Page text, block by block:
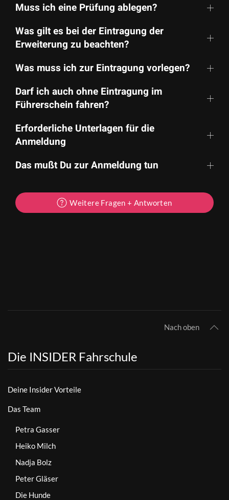
Muss ich eine Prüfung ablegen?
Was gilt es bei der Eintragung der
Erweiterung zu beachten?
Was muss ich zur Eintragung vorlegen?
Darf ich auch ohne Eintragung im
Führerschein fahren?
Erforderliche Unterlagen für die
Anmeldung
Das mußt Du zur Anmeldung tun
Weitere Fragen + Antworten
Nach oben
Die INSIDER Fahrschule
Deine Insider Vorteile
Das Team
Petra Gasser
Heiko Milch
Nadja Bolz
Peter Gläser
Die Hunde